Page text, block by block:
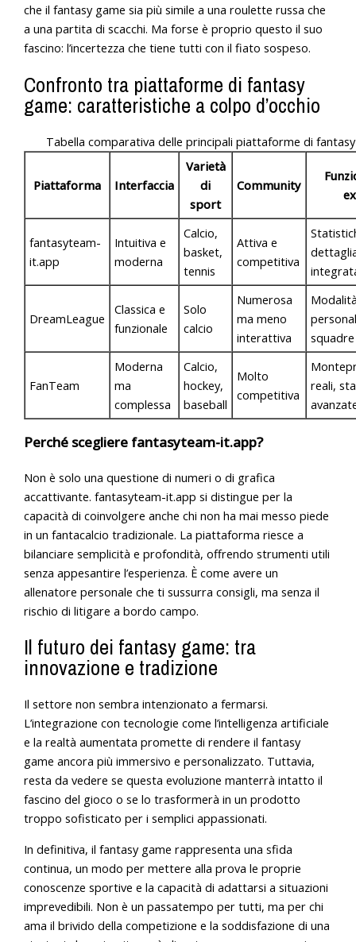
che il fantasy game sia più simile a una roulette russa che
a una partita di scacchi. Ma forse è proprio questo il suo
fascino: l’incertezza che tiene tutti con il fiato sospeso.
Confronto tra piattaforme di fantasy
game: caratteristiche a colpo d’occhio
Tabella comparativa delle principali piattaforme di
Piattaforma Interfaccia
Varietà
di
sport
Community
fantasyteam-
it.app
Intuitiva e
moderna
Calcio,
basket,
tennis
Attiva e
competitiva
DreamLeague
Classica e
funzionale
Solo
calcio
Numerosa
ma meno
interattiva
squadre
FanTeam
Moderna
ma
complessa
Calcio,
hockey,
baseball
Molto
competitiva
reali,
Perché scegliere fantasyteam-it.app?
Non è solo una questione di numeri o di grafica
accattivante. fantasyteam-it.app si distingue per la
capacità di coinvolgere anche chi non ha mai messo piede
in un fantacalcio tradizionale. La piattaforma riesce a
bilanciare semplicità e profondità, offrendo strumenti utili
senza appesantire l’esperienza. È come avere un
allenatore personale che ti sussurra consigli, ma senza il
rischio di litigare a bordo campo.
Il futuro dei fantasy game: tra
innovazione e tradizione
Il settore non sembra intenzionato a fermarsi.
L’integrazione con tecnologie come l’intelligenza artificiale
e la realtà aumentata promette di rendere il fantasy
game ancora più immersivo e personalizzato. Tuttavia,
resta da vedere se questa evoluzione manterrà intatto il
fascino del gioco o se lo trasformerà in un prodotto
troppo sofisticato per i semplici appassionati.
In definitiva, il fantasy game rappresenta una sfida
continua, un modo per mettere alla prova le proprie
conoscenze sportive e la capacità di adattarsi a situazioni
imprevedibili. Non è un passatempo per tutti, ma per chi
ama il brivido della competizione e la soddisfazione di una